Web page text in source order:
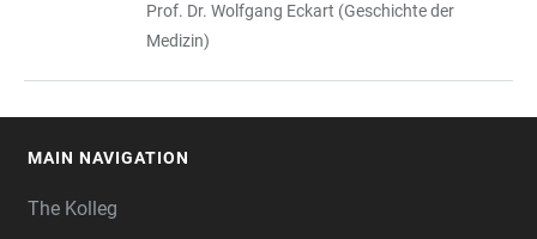
Prof. Dr. Wolfgang Eckart (Geschichte der
Medizin)
MAIN NAVIGATION
The Kolleg